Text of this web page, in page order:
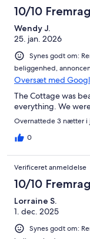
10/10
Wendy J.
25. jan. 2026
Synes godt om:
beliggenhed,
Oversæt med
The Cottage was
everything. We
Overnattede 3 nætter i
0
Verificeret anmeldelse
10/10
Lorraine S.
1. dec. 2025
Synes godt om: